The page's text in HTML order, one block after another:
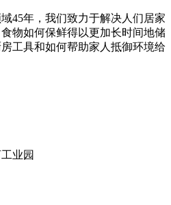
45年，我们致力于解决人们居家
物如何保鲜得以更加长时间地储
工具和如何帮助家人抵御环境给
业园